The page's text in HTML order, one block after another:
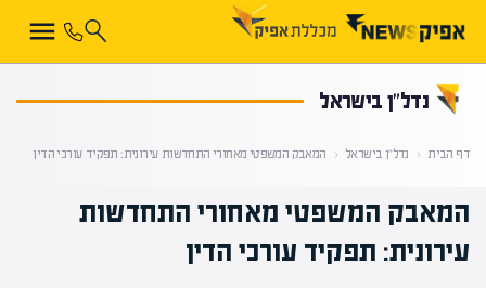
נדל”ן בישראל
דף הבית ‹ נדל”ן בישראל ‹ המאבק המשפטי מאחורי התחדשות עירונית: תפקיד עורכי הדין
המאבק המשפטי מאחורי התחדשות
עירונית: תפקיד עורכי הדין